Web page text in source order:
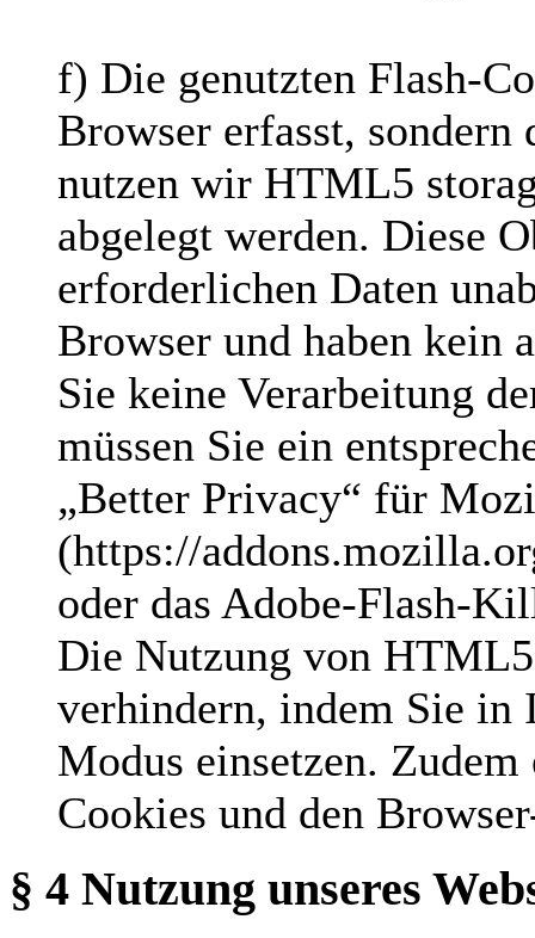
f) Die genutzten Flash-
Browser erfasst,
nutzen wir HTML5
abgelegt werden. Diese
erforderlichen Daten
Browser und haben kein
Sie keine Verarbeitung
müssen Sie ein
„Better Privacy“ für
(https://
oder das Adobe-Flash-
Die Nutzung von
verhindern, indem Sie in
Modus einsetzen.
Cookies und den
§ 4 Nutzung unseres